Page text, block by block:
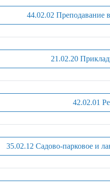
44.02.02 Преподавание
21.02.20
42.02.01
35.02.12 Садово-парковое и